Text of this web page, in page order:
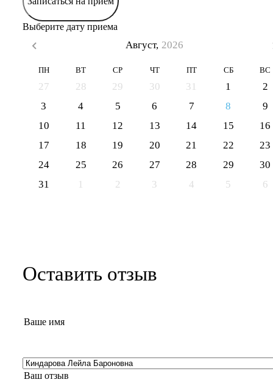
Выберите дату приема
Август, 2026
ПН ВТ СР ЧТ ПТ СБ ВС
27 28 29 30 31 1
2
3
4 5 6 7 8
9
10
11 12 13 14 15
16
17
18 19 20 21 22
23
24
25 26 27 28 29
30
31
1 2 3 4 5 6
Оставить отзыв